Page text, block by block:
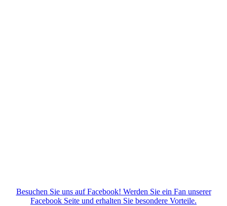
Besuchen Sie uns auf Facebook! Werden Sie ein Fan unserer
Facebook Seite und erhalten Sie besondere Vorteile.